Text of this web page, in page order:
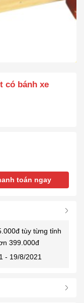
có bánh xe
toán ngay
tùy từng tỉnh
399.000đ
- 19/8/2021